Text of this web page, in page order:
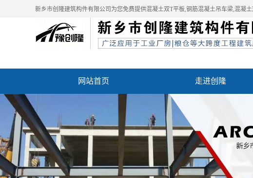
新乡市创隆建筑构件有限公司为您免费提供混凝土双T平板,钢筋混凝土吊车梁,混凝
网站首页 走进创隆